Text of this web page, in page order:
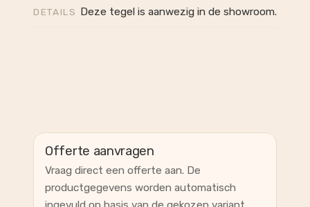
DETAILS Deze tegel is aanwezig in de showroom.
Offerte aanvragen
Vraag direct een offerte aan. De
productgegevens worden automatisch